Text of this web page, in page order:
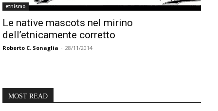
etnismo
Le native mascots nel mirino
dell’etnicamente corretto
Roberto C. Sonaglia - 28/11/2014
MOST READ